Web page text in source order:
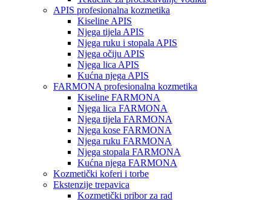
APIS profesionalna kozmetika
Kiseline APIS
Njega tijela APIS
Njega ruku i stopala APIS
Njega očiju APIS
Njega lica APIS
Kućna njega APIS
FARMONA profesionalna kozmetika
Kiseline FARMONA
Njega lica FARMONA
Njega tijela FARMONA
Njega kose FARMONA
Njega ruku FARMONA
Njega stopala FARMONA
Kućna njega FARMONA
Kozmetički koferi i torbe
Ekstenzije trepavica
Kozmetički pribor za rad